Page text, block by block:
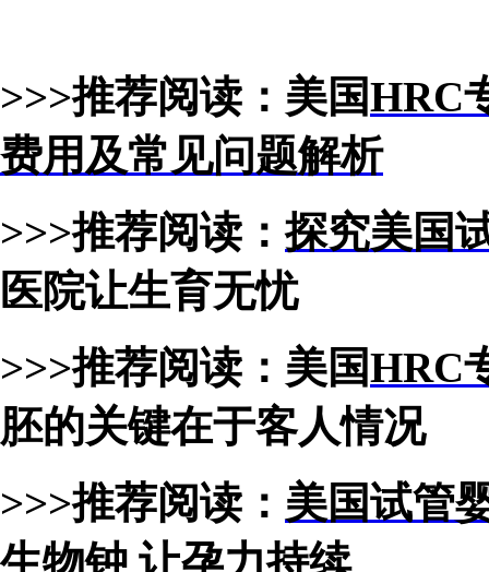
>>>推荐阅读：美国HRC
费用及常见问题解析
>>>推荐阅读：探究美国
医院让生育无忧
>>>推荐阅读： 美国HRC
胚的关键在于客人情况
>>>推荐阅读： 美国试管
生物钟 让孕力持续